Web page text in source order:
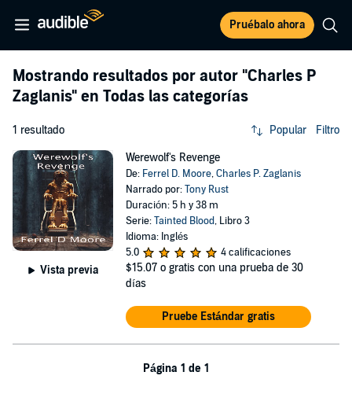
Pruébalo ahora
Mostrando resultados por autor "Charles P
Zaglanis" en Todas las categorías
1 resultado Popular Filtro
Vista previa
Werewolf's Revenge
De: Ferrel D. Moore,Charles P. Zaglanis
Narrado por:Tony Rust
Duración: 5 h y 38 m
Serie:Tainted Blood, Libro 3
Idioma: Inglés
5.0
4 calificaciones
$15.07 o gratis con una prueba de 30
días
Pruebe Estándar gratis
Página 1 de 1